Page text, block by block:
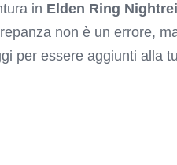
in Elden Ring
non è un errore,
per essere aggiunti alla